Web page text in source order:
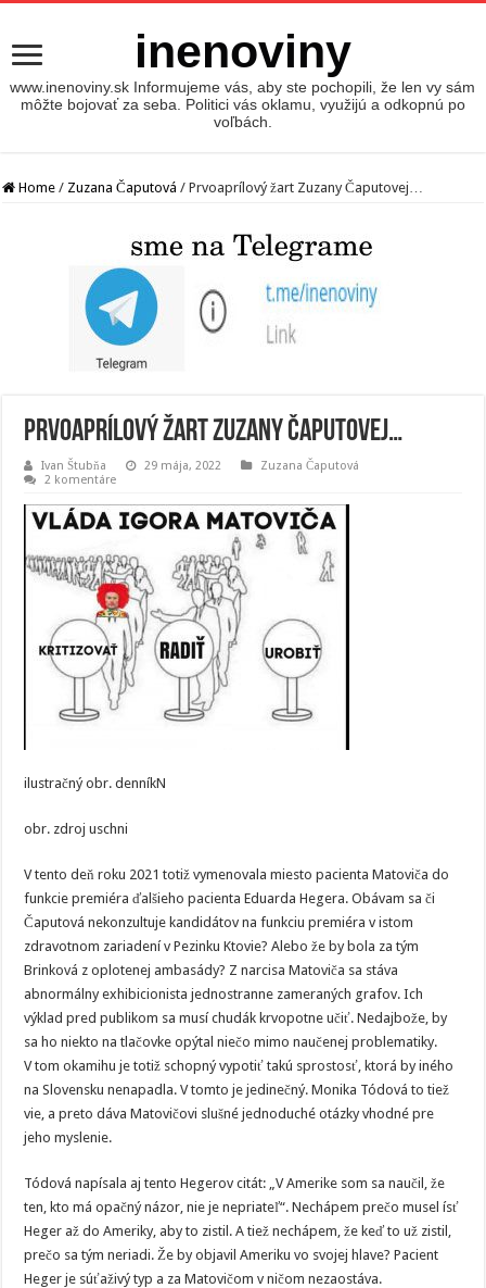
inenoviny
www.inenoviny.sk Informujeme vás, aby ste pochopili, že len vy sám
môžte bojovať za seba. Politici vás oklamu, využijú a odkopnú po
voľbách.
Home / Zuzana Čaputová / Prvoaprílový žart Zuzany Čaputovej…
Prvoaprílový žart Zuzany Čaputovej…
Ivan Štubňa 29 mája, 2022
Zuzana Čaputová
2 komentáre
ilustračný obr. denníkN
obr. zdroj uschni
V tento deň roku 2021 totiž vymenovala miesto pacienta Matoviča do
funkcie premiéra ďalšieho pacienta Eduarda Hegera. Obávam sa či
Čaputová nekonzultuje kandidátov na funkciu premiéra v istom
zdravotnom zariadení v Pezinku Ktovie? Alebo že by bola za tým
Brinková z oplotenej ambasády? Z narcisa Matoviča sa stáva
abnormálny exhibicionista jednostranne zameraných grafov. Ich
výklad pred publikom sa musí chudák krvopotne učiť. Nedajbože, by
sa ho niekto na tlačovke opýtal niečo mimo naučenej problematiky.
V tom okamihu je totiž schopný vypotiť takú sprostosť, ktorá by iného
na Slovensku nenapadla. V tomto je jedinečný. Monika Tódová to tiež
vie, a preto dáva Matovičovi slušné jednoduché otázky vhodné pre
jeho myslenie.
Tódová napísala aj tento Hegerov citát: „V Amerike som sa naučil, že
ten, kto má opačný názor, nie je nepriateľ“. Nechápem prečo musel ísť
Heger až do Ameriky, aby to zistil. A tiež nechápem, že keď to už zistil,
prečo sa tým neriadi. Že by objavil Ameriku vo svojej hlave? Pacient
Heger je súťaživý typ a za Matovičom v ničom nezaostáva.